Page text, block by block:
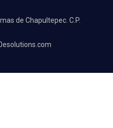
de Chapultepec. C.P.